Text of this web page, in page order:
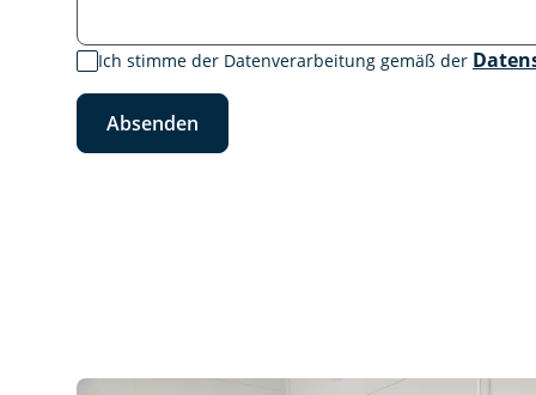
Ich stimme der Datenverarbeitung gemäß der
Absenden